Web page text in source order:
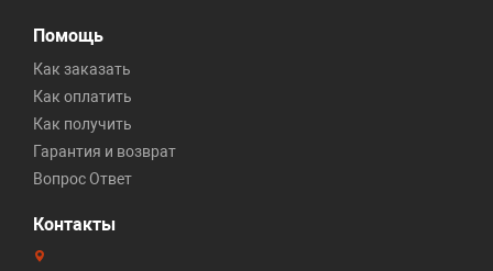
Помощь
Как заказать
Как оплатить
Как получить
Гарантия и возврат
Вопрос Ответ
Контакты